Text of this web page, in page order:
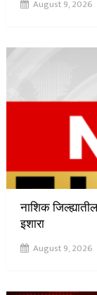
August 9, 2026
नाशिक
इशारा
August 9, 2026